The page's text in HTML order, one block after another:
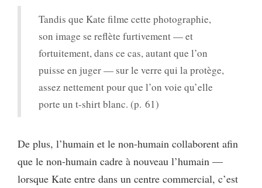
Tandis que Kate filme cette photographie,
son image se reflète furtivement — et
fortuitement, dans ce cas, autant que l’on
puisse en juger — sur le verre qui la protège,
assez nettement pour que l’on voie qu’elle
porte un t-shirt blanc. (p. 61)
De plus, l’humain et le non-humain collaborent afin
que le non-humain cadre à nouveau l’humain —
lorsque Kate entre dans un centre commercial, c’est